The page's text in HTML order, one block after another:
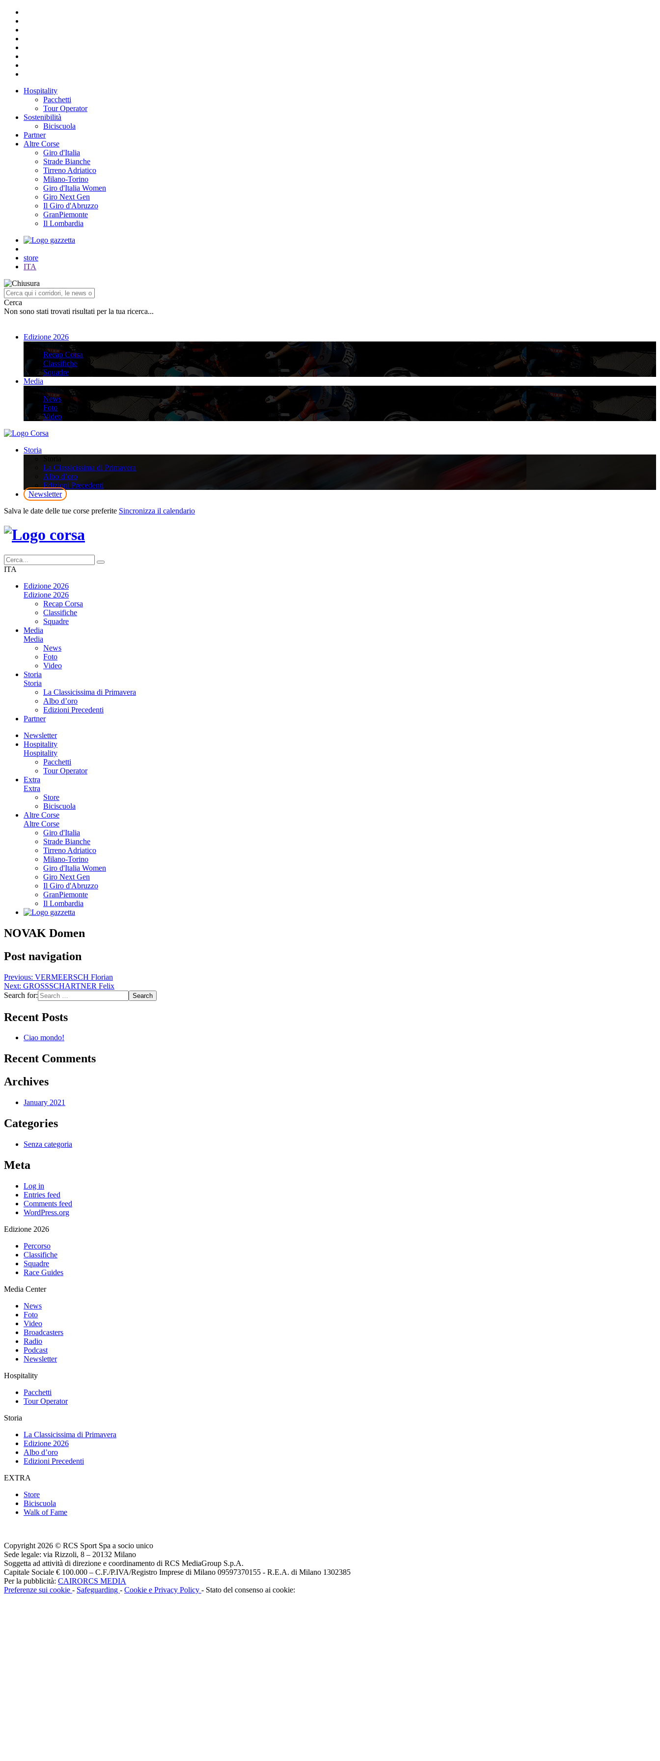
Hospitality
Pacchetti
Tour Operator
Sostenibilità
Biciscuola
Partner
Altre Corse
Giro d'Italia
Strade Bianche
Tirreno Adriatico
Milano-Torino
Giro d'Italia Women
Giro Next Gen
Il Giro d'Abruzzo
GranPiemonte
Il Lombardia
store
ITA
Cerca
Non sono stati trovati risultati per la tua ricerca...
Edizione 2026
Edizione 2026
Recap Corsa
Classifiche
Squadre
Media
Media
News
Foto
Video
Storia
La Classicissima di Primavera
Albo d’oro
Edizioni Precedenti
Newsletter
Salva le date delle tue corse preferite Sincronizza il calendario
ITA
Edizione 2026
Edizione 2026
Recap Corsa
Classifiche
Squadre
Media
Media
News
Foto
Video
Storia
Storia
La Classicissima di Primavera
Albo d’oro
Edizioni Precedenti
Partner
Newsletter
Hospitality
Hospitality
Pacchetti
Tour Operator
Extra
Extra
Store
Biciscuola
Altre Corse
Altre Corse
Giro d'Italia
Strade Bianche
Tirreno Adriatico
Milano-Torino
Giro d'Italia Women
Giro Next Gen
Il Giro d'Abruzzo
GranPiemonte
Il Lombardia
NOVAK Domen
Post navigation
Previous: VERMEERSCH Florian
Next: GROSSSCHARTNER Felix
Search for:
Recent Posts
Ciao mondo!
Recent Comments
Archives
January 2021
Categories
Senza categoria
Meta
Log in
Entries feed
Comments feed
WordPress.org
Edizione 2026
Percorso
Classifiche
Squadre
Race Guides
Media Center
News
Foto
Video
Broadcasters
Radio
Podcast
Newsletter
Hospitality
Pacchetti
Tour Operator
Storia
La Classicissima di Primavera
Edizione 2026
Albo d’oro
Edizioni Precedenti
EXTRA
Store
Biciscuola
Walk of Fame
Copyright 2026 © RCS Sport Spa a socio unico
Sede legale: via Rizzoli, 8 – 20132 Milano
Soggetta ad attività di direzione e coordinamento di RCS MediaGroup S.p.A.
Capitale Sociale € 100.000 – C.F./P.IVA/Registro Imprese di Milano 09597370155 - R.E.A. di Milano 1302385
Per la pubblicità: CAIRORCS MEDIA
Preferenze sui cookie - Safeguarding - Cookie e Privacy Policy - Stato del consenso ai cookie: